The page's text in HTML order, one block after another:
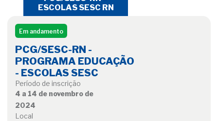
ESCOLAS SESC RN
Em andamento
PCG/SESC-RN -
PROGRAMA EDUCAÇÃO
- ESCOLAS SESC
Período de inscrição
4 a 14 de novembro de
2024
Local